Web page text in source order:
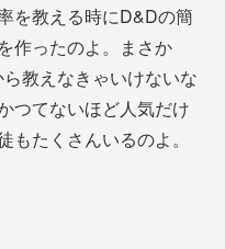
を教える時にD&Dの簡
作ったのよ。まさか
教えなきゃいけないな
つてないほど人気だけ
たくさんいるのよ。